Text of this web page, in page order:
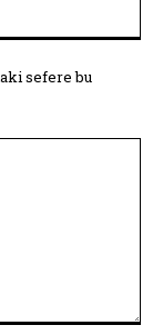
sefere bu